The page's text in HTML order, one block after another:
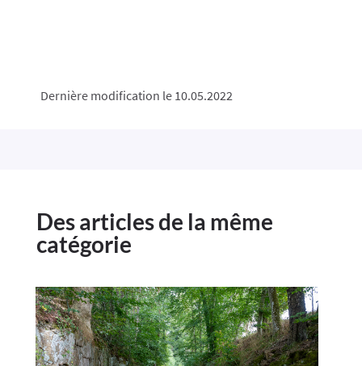
Dernière modification le 10.05.2022
Des articles de la même
catégorie